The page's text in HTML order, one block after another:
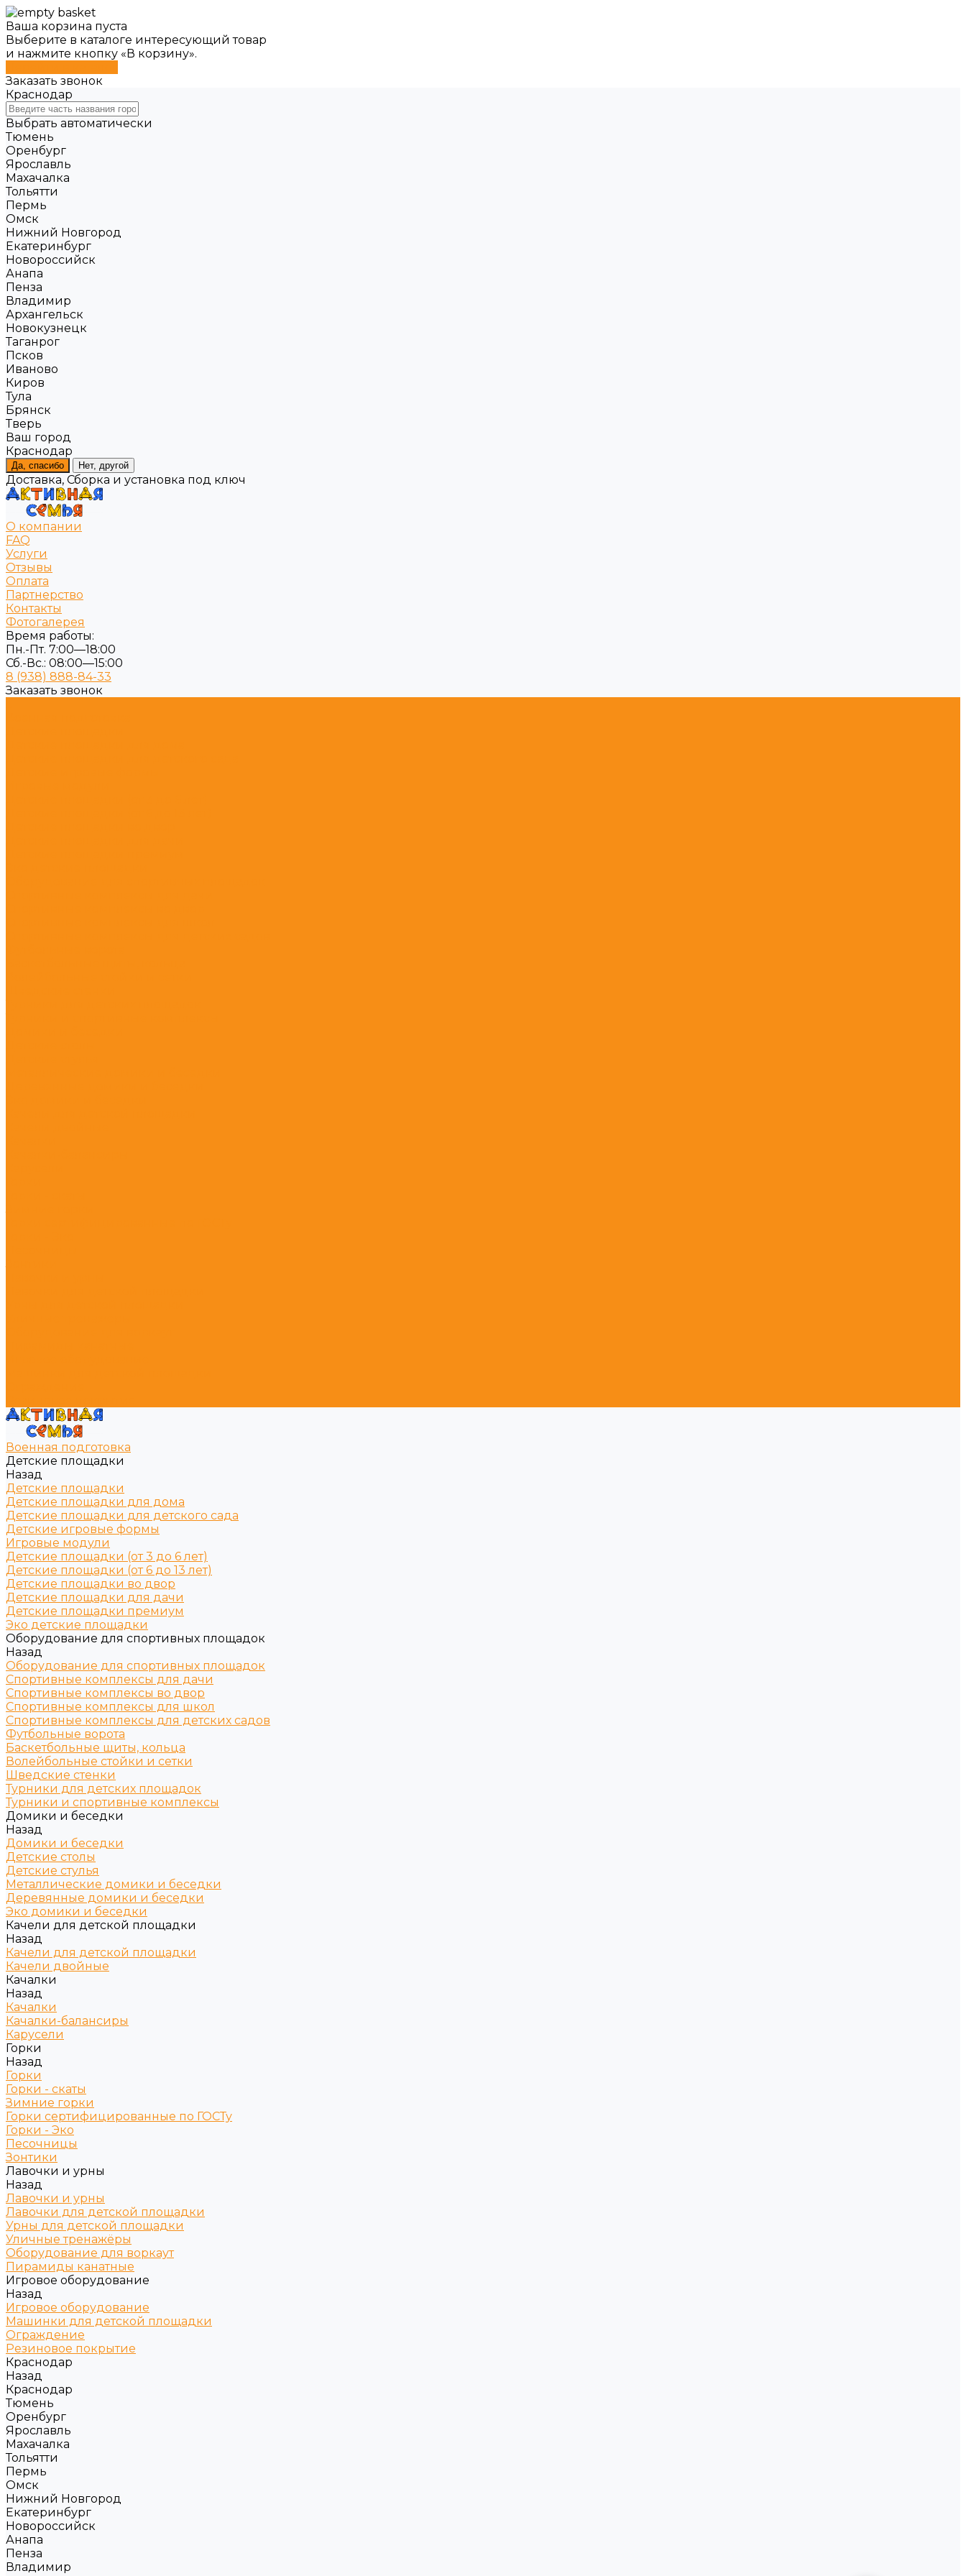
Ваша корзина пуста
Выберите в каталоге интересующий товар
и нажмите кнопку «В корзину».
Заказать звонок
Краснодар
Выбрать автоматически
Тюмень
Оренбург
Ярославль
Махачалка
Тольятти
Пермь
Омск
Нижний Новгород
Екатеринбург
Новороссийск
Анапа
Пенза
Владимир
Архангельск
Новокузнецк
Таганрог
Псков
Иваново
Киров
Тула
Брянск
Тверь
Ваш город
Краснодар
Да, спасибо Нет, другой
Доставка, Сборка и установка под ключ
О компании
FAQ
Услуги
Отзывы
Оплата
Партнерство
Контакты
Фотогалерея
Время работы:
Пн.-Пт. 7:00—18:00
Сб.-Вс.: 08:00—15:00
8 (938) 888-84-33
Заказать звонок
Военная подготовка
Детские площадки
Назад
Детские площадки
Детские площадки для дома
Детские площадки для детского сада
Детские игровые формы
Игровые модули
Детские площадки (от 3 до 6 лет)
Детские площадки (от 6 до 13 лет)
Детские площадки во двор
Детские площадки для дачи
Детские площадки премиум
Эко детские площадки
Оборудование для спортивных площадок
Назад
Оборудование для спортивных площадок
Спортивные комплексы для дачи
Спортивные комплексы во двор
Спортивные комплексы для школ
Спортивные комплексы для детских садов
Футбольные ворота
Баскетбольные щиты, кольца
Волейбольные стойки и сетки
Шведские стенки
Турники для детских площадок
Турники и спортивные комплексы
Домики и беседки
Назад
Домики и беседки
Детские столы
Детские стулья
Металлические домики и беседки
Деревянные домики и беседки
Эко домики и беседки
Качели для детской площадки
Назад
Качели для детской площадки
Качели двойные
Качалки
Назад
Качалки
Качалки-балансиры
Карусели
Горки
Назад
Горки
Горки - скаты
Зимние горки
Горки сертифицированные по ГОСТу
Горки - Эко
Песочницы
Зонтики
Лавочки и урны
Назад
Лавочки и урны
Лавочки для детской площадки
Урны для детской площадки
Уличные тренажёры
Оборудование для воркаут
Пирамиды канатные
Игровое оборудование
Назад
Игровое оборудование
Машинки для детской площадки
Ограждение
Резиновое покрытие
Краснодар
Назад
Краснодар
Тюмень
Оренбург
Ярославль
Махачалка
Тольятти
Пермь
Омск
Нижний Новгород
Екатеринбург
Новороссийск
Анапа
Пенза
Владимир